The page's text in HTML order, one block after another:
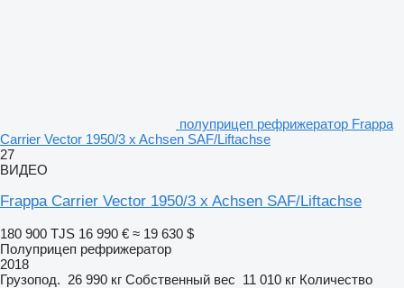
полуприцеп рефрижератор Frappa
Carrier Vector 1950/3 x Achsen SAF/Liftachse
27
ВИДЕО
Frappa Carrier Vector 1950/3 x Achsen SAF/Liftachse
180 900 TJS 16 990 € ≈ 19 630 $
Полуприцеп рефрижератор
2018
Грузопод. 26 990 кг Собственный вес 11 010 кг Количество